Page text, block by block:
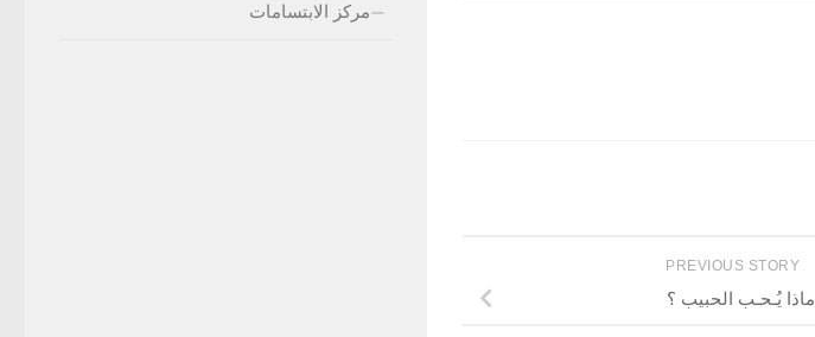
PREVIOUS STORY
ماذا يُـحـب الحبيب ؟
مركز الابتسامات